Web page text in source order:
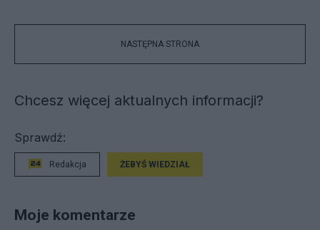
NASTĘPNA STRONA
Chcesz więcej aktualnych informacji?
Sprawdź:
Redakcja ŻEBYŚ WIEDZIAŁ
Moje komentarze